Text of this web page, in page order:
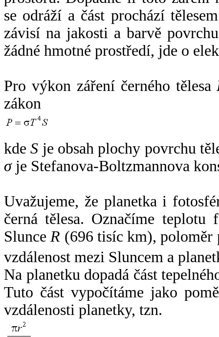
se odráží a část prochází
závisí na jakosti a barvě
žádné hmotné prostředí, jde o
Pro výkon záření černého tělesa
zákon
kdeS je obsah plochy povrchu
σje Stefanova-Boltzmannova
Uvažujeme, že planetka i
černá tělesa. Označíme
SlunceR (696 tisíc km),
vzdálenost mezi Sluncem a
Na planetku dopadá část
Tuto část vypočítáme jako
vzdálenosti planetky, tzn.